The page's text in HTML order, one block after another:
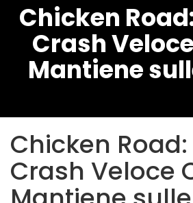
Chicken
Crash
Mantiene
Chicken
Crash Veloce